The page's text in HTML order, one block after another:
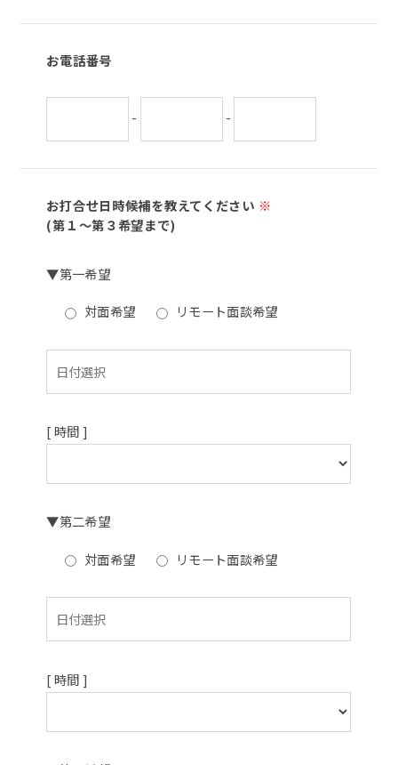
お電話番号
- -
お打合せ日時候補を教えてください ※
(第１～第３希望まで)
▼第一希望
対面希望 リモート面談希望
[ 時間 ]
▼第二希望
対面希望 リモート面談希望
[ 時間 ]